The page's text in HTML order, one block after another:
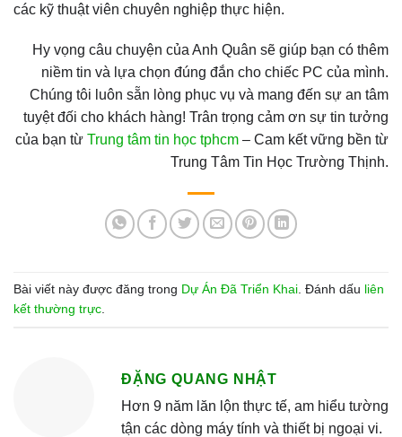
các kỹ thuật viên chuyên nghiệp thực hiện.
Hy vọng câu chuyện của Anh Quân sẽ giúp bạn có thêm
niềm tin và lựa chọn đúng đắn cho chiếc PC của mình.
Chúng tôi luôn sẵn lòng phục vụ và mang đến sự an tâm
tuyệt đối cho khách hàng! Trân trọng cảm ơn sự tin tưởng
của bạn từ Trung tâm tin học tphcm – Cam kết vững bền từ
Trung Tâm Tin Học Trường Thịnh.
Bài viết này được đăng trong Dự Án Đã Triển Khai. Đánh dấu liên
kết thường trực.
ĐẶNG QUANG NHẬT
Hơn 9 năm lăn lộn thực tế, am hiểu tường
tận các dòng máy tính và thiết bị ngoại vi.